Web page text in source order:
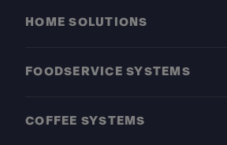
HOME SOLUTIONS
FOODSERVICE SYSTEMS
COFFEE SYSTEMS